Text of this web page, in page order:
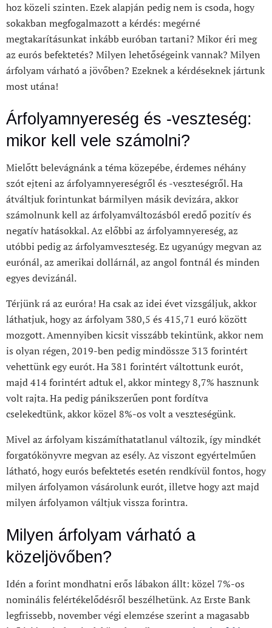
hoz közeli szinten. Ezek alapján pedig nem is csoda, hogy
sokakban megfogalmazott a kérdés: megérné
megtakarításunkat inkább euróban tartani? Mikor éri meg
az eurós befektetés? Milyen lehetőségeink vannak? Milyen
árfolyam várható a jövőben? Ezeknek a kérdéseknek jártunk
most utána!
Árfolyamnyereség és -veszteség:
mikor kell vele számolni?
Mielőtt belevágnánk a téma közepébe, érdemes néhány
szót ejteni az árfolyamnyereségről és -veszteségről. Ha
átváltjuk forintunkat bármilyen másik devizára, akkor
számolnunk kell az árfolyamváltozásból eredő pozitív és
negatív hatásokkal. Az előbbi az árfolyamnyereség, az
utóbbi pedig az árfolyamveszteség. Ez ugyanúgy megvan az
eurónál, az amerikai dollárnál, az angol fontnál és minden
egyes devizánál.
Térjünk rá az euróra! Ha csak az idei évet vizsgáljuk, akkor
láthatjuk, hogy az árfolyam 380,5 és 415,71 euró között
mozgott. Amennyiben kicsit visszább tekintünk, akkor nem
is olyan régen, 2019-ben pedig mindössze 313 forintért
vehettünk egy eurót. Ha 381 forintért váltottunk eurót,
majd 414 forintért adtuk el, akkor mintegy 8,7% hasznunk
volt rajta. Ha pedig pánikszerűen pont fordítva
cselekedtünk, akkor közel 8%-os volt a veszteségünk.
Mivel az árfolyam kiszámíthatatlanul változik, így mindkét
forgatókönyvre megvan az esély. Az viszont egyértelműen
látható, hogy eurós befektetés esetén rendkívül fontos, hogy
milyen árfolyamon vásárolunk eurót, illetve hogy azt majd
milyen árfolyamon váltjuk vissza forintra.
Milyen árfolyam várható a
közeljövőben?
Idén a forint mondhatni erős lábakon állt: közel 7%-os
nominális felértékelődésről beszélhetünk. Az Erste Bank
legfrissebb, november végi elemzése szerint a magasabb